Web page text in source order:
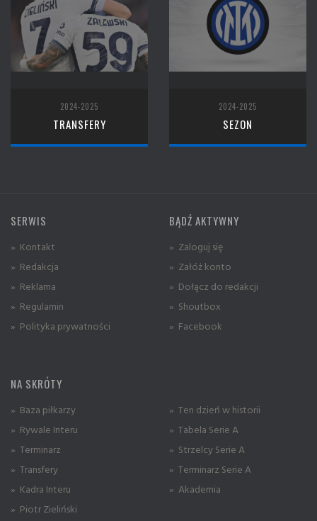
2024-2025
TRANSFERY
2024-2025
SEZON
SERWIS
» Kontakt
» Redakcja
» Reklama
» Regulamin
» Polityka prywatności
BĄDŹ AKTYWNY
» Zaloguj się
» Załóż konto
» Dołącz do redakcji
» Shoutbox
» Facebook
NA SKRÓTY
» Baza piłkarzy
» Rywale Interu
» Terminarz
» Transfery
» Kadra Interu
» Piotr Zieliński
» Ten dzień w historii
» Tabela Serie A
» Strzelcy Serie A
» Terminarz Serie A
» Akademia